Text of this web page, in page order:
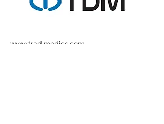
www.tradimedics.com